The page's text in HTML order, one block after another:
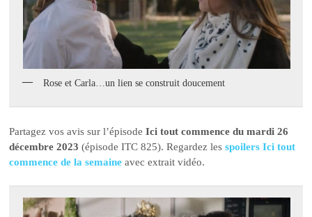
Rose et Carla…un lien se construit doucement
Partagez vos avis sur l’épisodeIci tout commence du mardi 26
décembre 2023 (épisode ITC 825). Regardez lesspoilers Ici tout
commence de la semaine avec extrait vidéo.